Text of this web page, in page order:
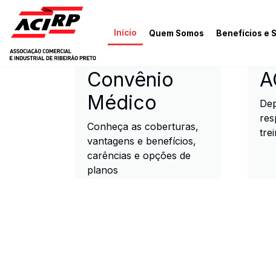
Pular para o conteúdo principal
Início Quem Somos Benefícios e
ACIRP - Associação
Convênio
Médico
Conheça as coberturas,
vantagens e benefícios,
carências e opções de
planos